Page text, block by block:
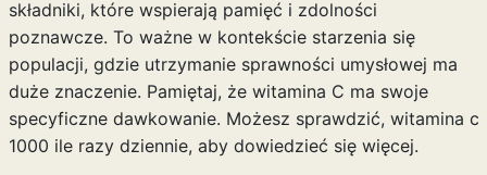
składniki, które wspierają pamięć i zdolności
poznawcze. To ważne w kontekście starzenia się
populacji, gdzie utrzymanie sprawności umysłowej ma
duże znaczenie. Pamiętaj, że witamina C ma swoje
specyficzne dawkowanie. Możesz sprawdzić, witamina c
1000 ile razy dziennie, aby dowiedzieć się więcej.